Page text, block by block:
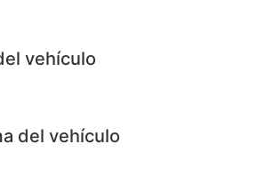
vehículo
del vehículo